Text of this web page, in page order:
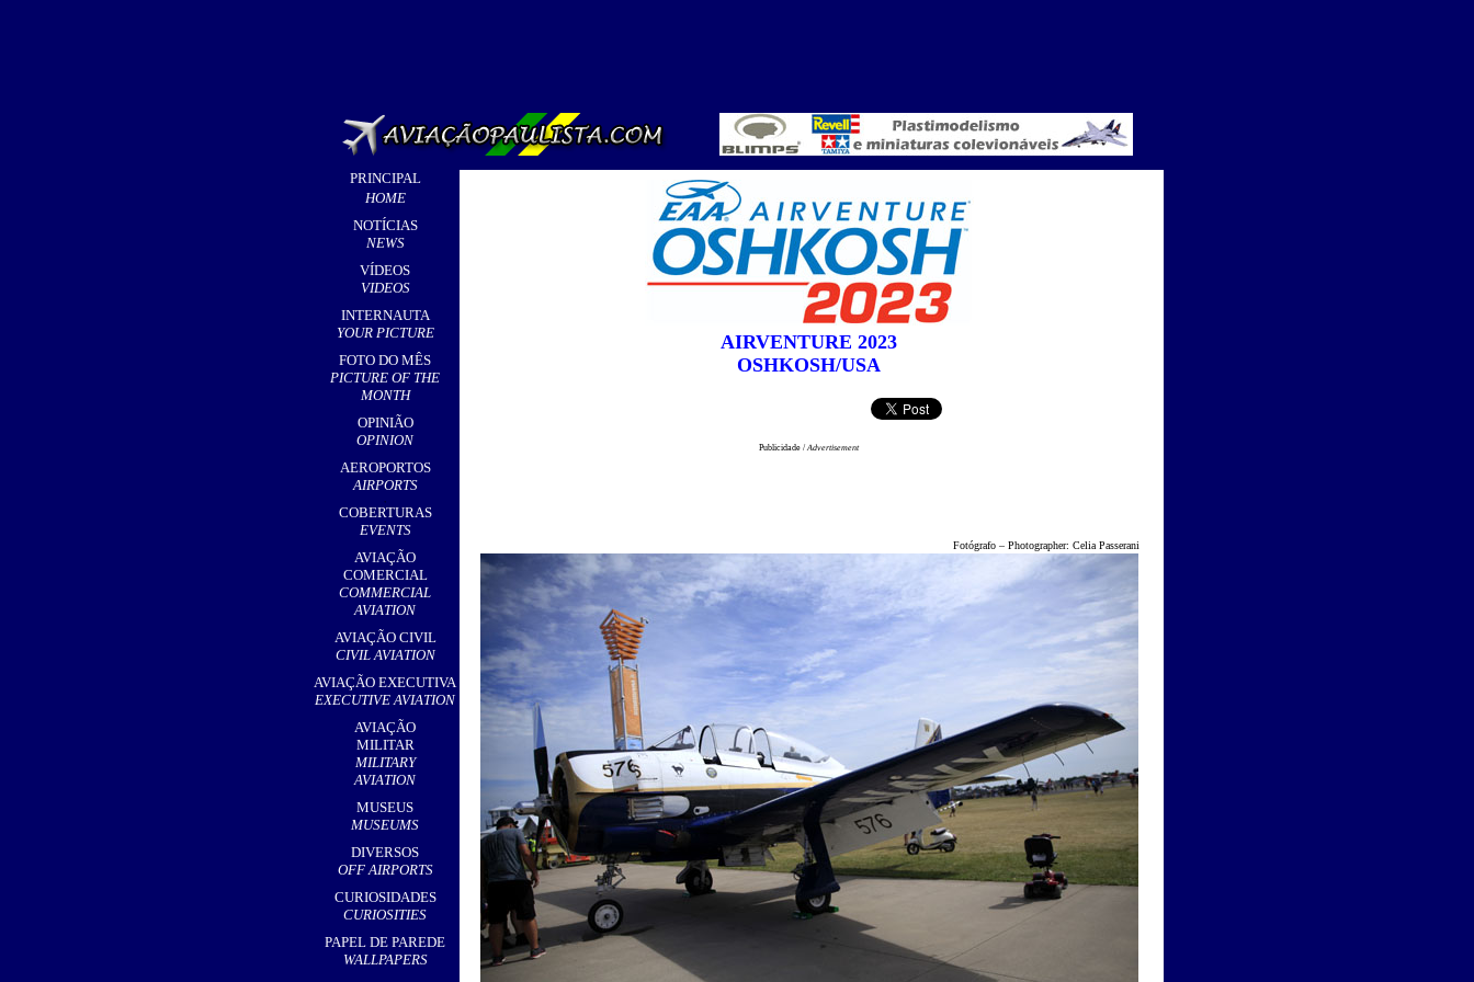
PRINCIPAL
HOME
NOTÍCIAS
NEWS
VÍDEOS
VIDEOS
INTERNAUTA
YOUR PICTURE
FOTO DO MÊS
PICTURE OF THE
MONTH
OPINIÃO
OPINION
AEROPORTOS
AIRPORTS
,
COBERTURAS
EVENTS
AVIAÇÃO
COMERCIAL
COMMERCIAL
AVIATION
AVIAÇÃO CIVIL
CIVIL AVIATION
AVIAÇÃO EXECUTIVA
EXECUTIVE AVIATION
AVIAÇÃO
MILITAR
MILITARY
AVIATION
MUSEUS
MUSEUMS
DIVERSOS
OFF AIRPORTS
CURIOSIDADES
CURIOSITIES
PAPEL DE PAREDE
WALLPAPERS
AIRVENTURE 2023
OSHKOSH/USA
Publicidade /Advertisement
Fotógrafo – Photographer: Celia Passerani